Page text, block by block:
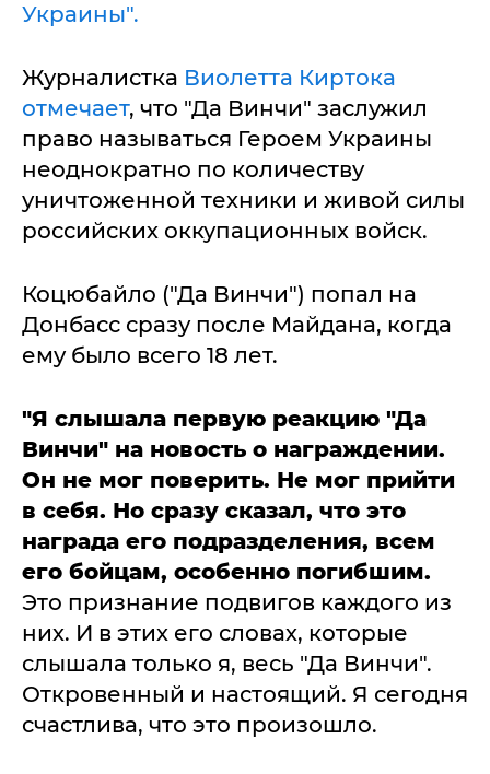
Украины".
Журналистка Виолетта Киртока
отмечает, что "Да Винчи" заслужил
право называться Героем Украины
неоднократно по количеству
уничтоженной техники и живой силы
российских оккупационных войск.
Коцюбайло ("Да Винчи") попал на
Донбасс сразу после Майдана, когда
ему было всего 18 лет.
"Я слышала первую реакцию "Да
Винчи" на новость о награждении.
Он не мог поверить. Не мог прийти
в себя. Но сразу сказал, что это
награда его подразделения, всем
его бойцам, особенно погибшим.
Это признание подвигов каждого из
них. И в этих его словах, которые
слышала только я, весь "Да Винчи".
Откровенный и настоящий. Я сегодня
счастлива, что это произошло.